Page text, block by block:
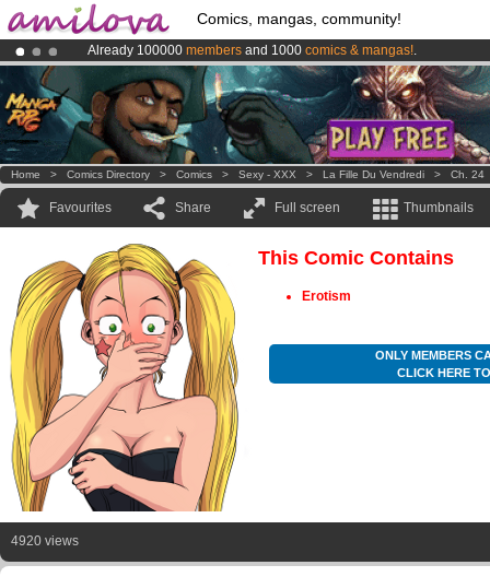
Comics, mangas, community!
Already 100000 members and 1000 comics & mangas!.
Premium membership from3.95 eurosper month !Get membership
AmilovaKickstarter is now LIVE!.
Home > Comics Directory > Comics > Sexy - XXX > La Fille Du Vendredi > Ch. 24
Favourites Share Full screen Thumbnails
This Comic Contains
Erotism
ONLY MEMBERS
CLICK HERE
4920 views